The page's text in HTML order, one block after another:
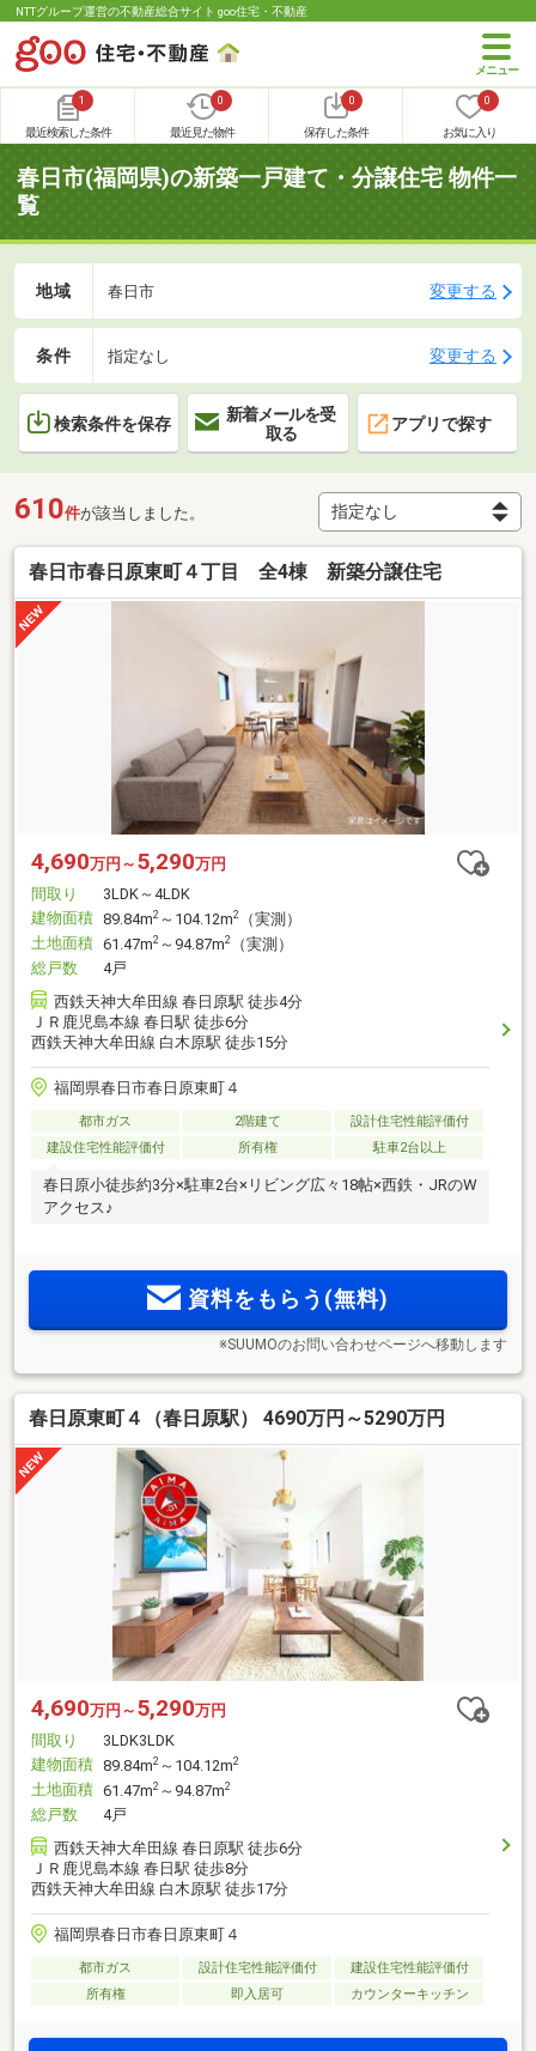
NTTグループ運営の不動産総合サイト goo住宅・不動産
1
最近検索した条件
0
最近見た物件
0
保存した条件
0
お気に入り
春日市(福岡県)の新築一戸建て・分譲住宅 物件一
覧
地域 春日市 変更する
条件 指定なし 変更する
検索条件を保存
新着メールを受
取る
アプリで探す
610件が該当しました。
春日市春日原東町４丁目 全4棟 新築分譲住宅
4,690万円～ 5,290万円
間取り
3LDK～4LDK
建物面積 89.84m2 ～104.12m2
（実測）
土地面積 61.47m2 ～94.87m2
（実測）
総戸数
4戸
西鉄天神大牟田線 春日原駅 徒歩4分
ＪＲ鹿児島本線 春日駅 徒歩6分
西鉄天神大牟田線 白木原駅 徒歩15分
福岡県春日市春日原東町４
都市ガス 2階建て
設計住宅性能評価付
建設住宅性能評価付
所有権 駐車2台以上
春日原小徒歩約3分×駐車2台×リビング広々18帖×西鉄・JRのW
アクセス♪
資料をもらう(無料)
※SUUMOのお問い合わせページへ移動します
春日原東町４（春日原駅） 4690万円～5290万円
4,690万円～ 5,290万円
間取り
3LDK3LDK
建物面積 89.84m2 ～104.12m2
土地面積 61.47m2 ～94.87m2
総戸数
4戸
西鉄天神大牟田線 春日原駅 徒歩6分
ＪＲ鹿児島本線 春日駅 徒歩8分
西鉄天神大牟田線 白木原駅 徒歩17分
福岡県春日市春日原東町４
都市ガス 設計住宅性能評価付
建設住宅性能評価付
所有権
即入居可 カウンターキッチン